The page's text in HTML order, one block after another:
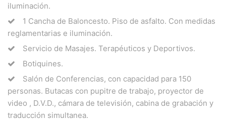
iluminación.
1 Cancha de Baloncesto. Piso de asfalto. Con medidas
reglamentarias e iluminación.
Servicio de Masajes. Terapéuticos y Deportivos.
Botiquines.
Salón de Conferencias, con capacidad para 150
personas. Butacas con pupitre de trabajo, proyector de
video , D.V.D., cámara de televisión, cabina de grabación y
traducción simultanea.